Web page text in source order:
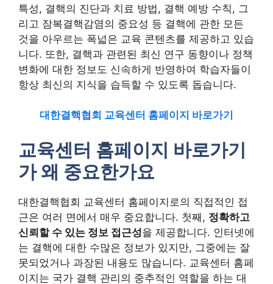
특성, 결핵의 진단과 치료 방법, 결핵 예방 수칙, 그
리고 잠복결핵감염의 중요성 등 결핵에 관한 모든
것을 아우르는 폭넓은 교육 콘텐츠를 제공하고 있습
니다. 또한, 결핵과 관련된 최신 연구 동향이나 정책
변화에 대한 정보도 신속하게 반영하여 학습자들이
항상 최신의 지식을 습득할 수 있도록 돕습니다.
대한결핵협회 교육센터 홈페이지 바로가기
교육센터 홈페이지 바로가기
가 왜 중요한가요
대한결핵협회 교육센터 홈페이지로의 직접적인 접
근은 여러 면에서 매우 중요합니다. 첫째, 정확하고
신뢰할 수 있는 정보 접근성을 제공합니다. 인터넷에
는 결핵에 대한 수많은 정보가 있지만, 그중에는 잘
못되었거나 과장된 내용도 많습니다. 교육센터 홈페
이지는 국가 결핵 관리의 중추적인 역할을 하는 대